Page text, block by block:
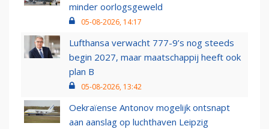
minder oorlogsgeweld
05-08-2026, 14:17
Lufthansa verwacht 777-9’s nog steeds
begin 2027, maar maatschappij heeft ook
plan B
05-08-2026, 13:42
Oekraïense Antonov mogelijk ontsnapt
aan aanslag op luchthaven Leipzig